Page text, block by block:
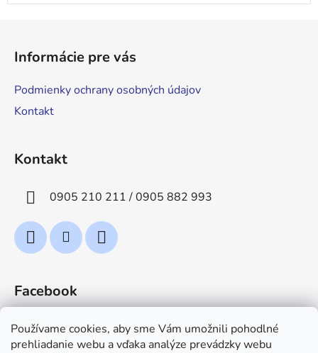
Používame cookies, aby sme Vám umožnili pohodlné
prehliadanie webu a vďaka analýze prevádzky webu
Informácie pre vás
Podmienky ochrany osobných údajov
Kontakt
Kontakt
0905 210 211 / 0905 882 993
Facebook